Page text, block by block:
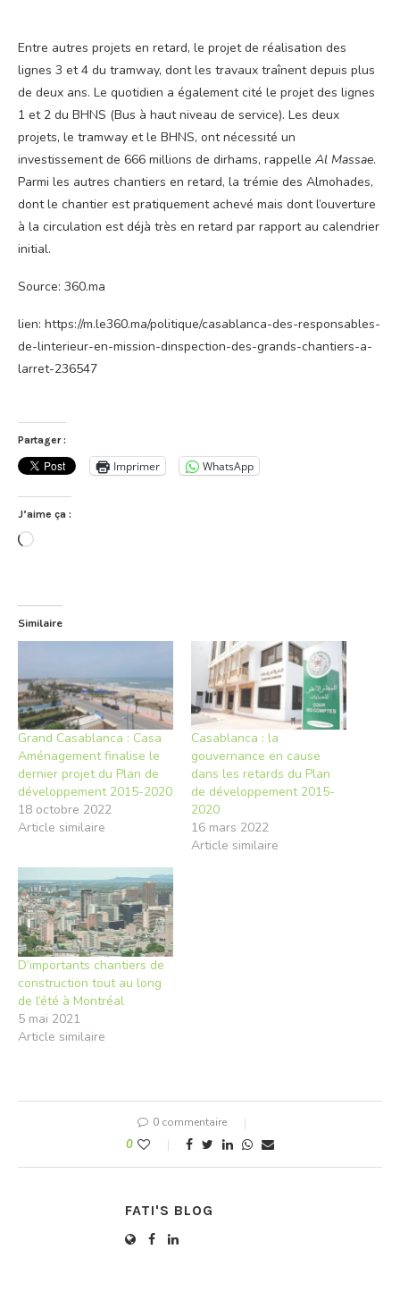
Entre autres projets en retard, le projet de réalisation des
lignes 3 et 4 du tramway, dont les travaux traînent depuis plus
de deux ans. Le quotidien a également cité le projet des lignes
1 et 2 du BHNS (Bus à haut niveau de service). Les deux
projets, le tramway et le BHNS, ont nécessité un
investissement de 666 millions de dirhams, rappelle Al Massae.
Parmi les autres chantiers en retard, la trémie des Almohades,
dont le chantier est pratiquement achevé mais dont l’ouverture
à la circulation est déjà très en retard par rapport au calendrier
initial.
Source: 360.ma
lien: https://m.le360.ma/politique/casablanca-des-responsables-
de-linterieur-en-mission-dinspection-des-grands-chantiers-a-
larret-236547
Partager :
Imprimer WhatsApp
J’aime ça :
Chargement…
Similaire
Grand Casablanca : Casa
Aménagement finalise le
dernier projet du Plan de
développement 2015-2020
18 octobre 2022
Article similaire
Casablanca : la
gouvernance en cause
dans les retards du Plan
de développement 2015-
2020
16 mars 2022
Article similaire
D’importants chantiers de
construction tout au long
de l’été à Montréal
5 mai 2021
Article similaire
0 commentaire
0
FATI'S BLOG